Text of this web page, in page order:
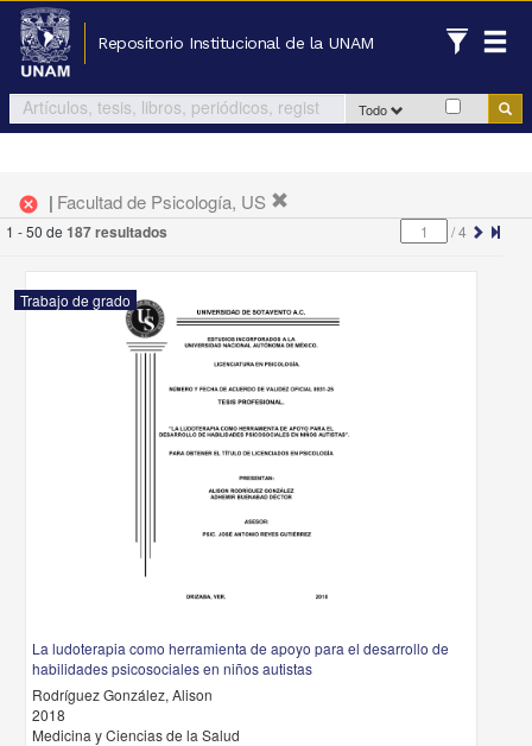
Repositorio Institucional de la UNAM
Todo
cancel | Facultad de Psicología, US
1 - 50 de 187 resultados /4
Trabajo de grado
La ludoterapia como herramienta de apoyo para el desarrollo de
habilidades psicosociales en niños autistas
Rodríguez González, Alison
2018
Medicina y Ciencias de la Salud